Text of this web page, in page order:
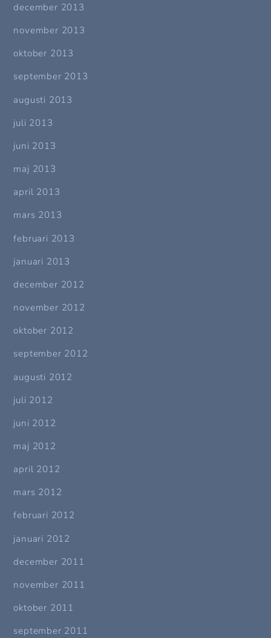
december 2013
november 2013
oktober 2013
september 2013
augusti 2013
juli 2013
juni 2013
maj 2013
april 2013
mars 2013
februari 2013
januari 2013
december 2012
november 2012
oktober 2012
september 2012
augusti 2012
juli 2012
juni 2012
maj 2012
april 2012
mars 2012
februari 2012
januari 2012
december 2011
november 2011
oktober 2011
september 2011